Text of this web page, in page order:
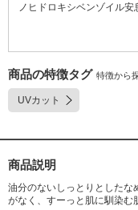
ノヒドロキシベンゾイル
トリアゾリルテトラメチ
アルキル、カプリリルメチ
E、グリセリン、BG、コメ
ン発酵エキス、バチルス/
モエキス、ココヤシエキス
アルキル(C10-30))クロス
グルタミン酸Na、ポリア
リセリン、アデノシン、キ
商品の特徴タグ 特徴から
UVカット
商品説明
油分のないしっとりとしたな
がなく、すーっと肌に馴染む